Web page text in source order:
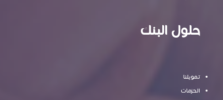
حلول البنك
تمويلنا
الحزمات